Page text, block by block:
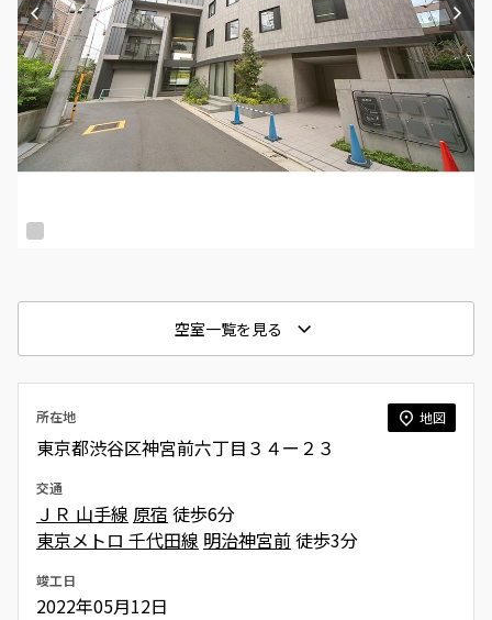
空室一覧を見る
所在地 地図
東京都渋谷区神宮前六丁目３４ー２３
交通
ＪＲ 山手線 原宿 徒歩6分
東京メトロ 千代田線 明治神宮前徒歩3分
竣工日
2022年05月12日